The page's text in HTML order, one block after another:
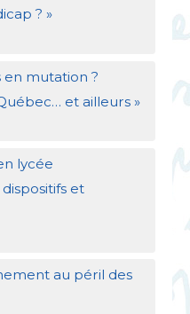
? »
en mutation ?
et ailleurs »
lycée
et
au péril des